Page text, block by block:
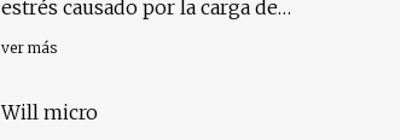
estrés causado por la carga de
minitornillos de ortodoncia: análisis de
ver más
Will micro